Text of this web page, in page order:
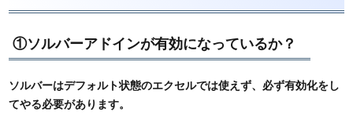
①ソルバーアドインが有効になっているか？
ソルバーはデフォルト状態のエクセルでは使えず、必ず有効化をし
てやる必要があります。